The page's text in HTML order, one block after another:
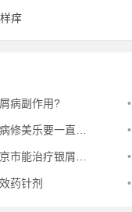
痒
病副作用? •
美乐要一直打吗 •
疗银屑病的医院 •
药针剂 •